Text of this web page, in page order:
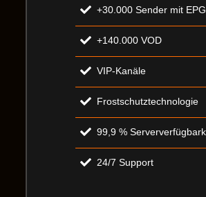
+30.000 Sender mit EPG
+140.000 VOD
VIP-Kanäle
Frostschutztechnologie
99,9 %
24/7 Support